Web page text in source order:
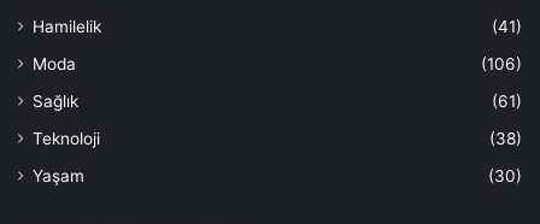
Hamilelik
(41)
Moda
(106)
Sağlık
(61)
Teknoloji
(38)
Yaşam
(30)